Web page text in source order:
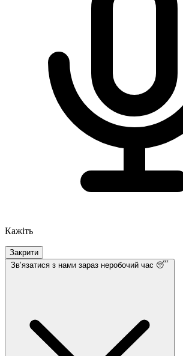
Кажіть
Закрити
Звʼязатися з нами зараз неробочий час 😴